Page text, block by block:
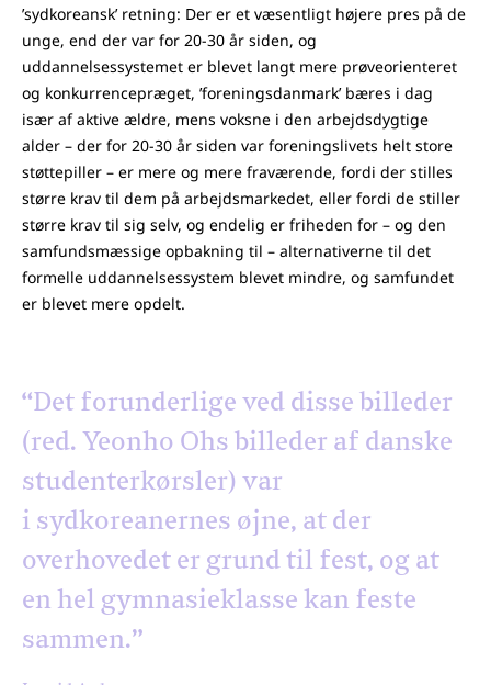
’sydkoreansk’ retning: Der er et væsentligt højere pres på de
unge, end der var for 20-30 år siden, og
uddannelsessystemet er blevet langt mere prøveorienteret
og konkurrencepræget, ’foreningsdanmark’ bæres i dag
især af aktive ældre, mens voksne i den arbejdsdygtige
alder – der for 20-30 år siden var foreningslivets helt store
støttepiller – er mere og mere fraværende, fordi der stilles
større krav til dem på arbejdsmarkedet, eller fordi de stiller
større krav til sig selv, og endelig er friheden for – og den
samfundsmæssige opbakning til – alternativerne til det
formelle uddannelsessystem blevet mindre, og samfundet
er blevet mere opdelt.
“Det forunderlige ved disse billeder
(red. Yeonho Ohs billeder af danske
studenterkørsler) var
i sydkoreanernes øjne, at der
overhovedet er grund til fest, og at
en hel gymnasieklasse kan feste
sammen.”